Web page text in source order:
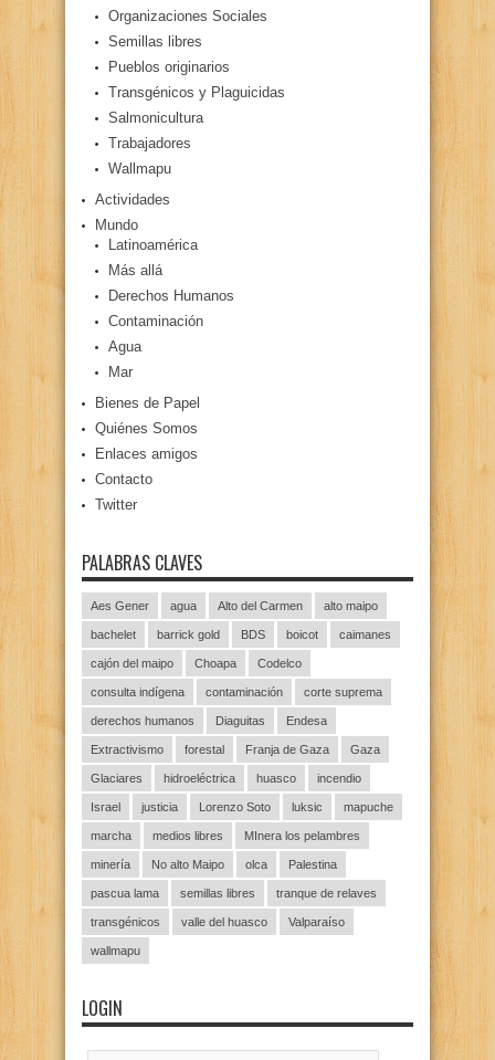
Organizaciones Sociales
Semillas libres
Pueblos originarios
Transgénicos y Plaguicidas
Salmonicultura
Trabajadores
Wallmapu
Actividades
Mundo
Latinoamérica
Más allá
Derechos Humanos
Contaminación
Agua
Mar
Bienes de Papel
Quiénes Somos
Enlaces amigos
Contacto
Twitter
PALABRAS CLAVES
Aes Gener agua Alto del Carmen alto maipo
bachelet barrick gold BDS boicot caimanes
cajón del maipo Choapa Codelco
consulta indígena contaminación corte suprema
derechos humanos Diaguitas Endesa
Extractivismo forestal Franja de Gaza Gaza
Glaciares hidroeléctrica huasco incendio
Israel justicia Lorenzo Soto luksic mapuche
marcha medios libres MInera los pelambres
minería No alto Maipo olca Palestina
pascua lama semillas libres tranque de relaves
transgénicos valle del huasco Valparaíso
wallmapu
LOGIN